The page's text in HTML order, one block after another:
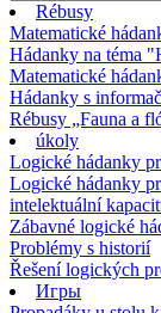
Rébusy
Matematické
Hádanky na téma
Matematické
Hádanky s
Rébusy „Fauna a
úkoly
Logické hádanky
Logické hádanky
intelektuální
Zábavné logické
Problémy s historií
Řešení logických
Игры